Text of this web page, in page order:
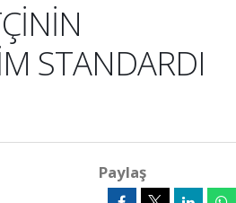
STANDARDI
Paylaş